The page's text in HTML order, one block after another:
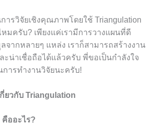
ารวิจัยเชิงคุณภาพโดยใช้ Triangulation
มครับ? เพียงแค่เรามีการวางแผนที่ดี
จากหลายๆ แหล่ง เราก็สามารถสร้างงาน
น่าเชื่อถือได้แล้วครับ พี่ขอเป็นกำลังใจ
ารทำงานวิจัยนะครับ!
ยวกับ Triangulation
คืออะไร?